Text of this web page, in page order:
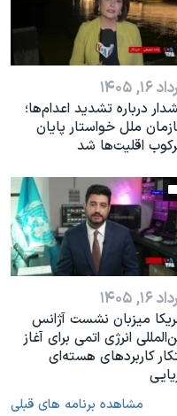
۱۴۰۵
درباره تشدید اعدام‌ها؛
ملل خواستار پایان
اقلیت‌ها شد
۱۴۰۵
میزبان نشست آژانس
انرژی اتمی برای آغاز
کاربردهای هسته‌ای
مشاهده برنامه های قبلی